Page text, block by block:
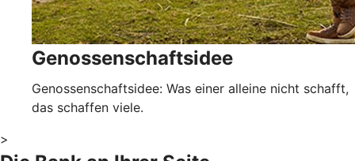
Genossenschaftsidee
Genossenschaftsidee: Was einer alleine nicht schafft,
das schaffen viele.
>